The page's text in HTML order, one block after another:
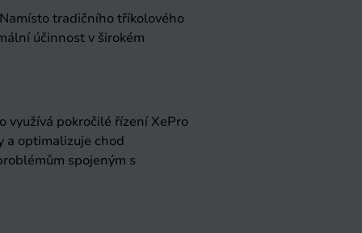
tradičního tříkolového
účinnost v širokém
využívá pokročilé řízení XePro
a optimalizuje chod
spojeným s